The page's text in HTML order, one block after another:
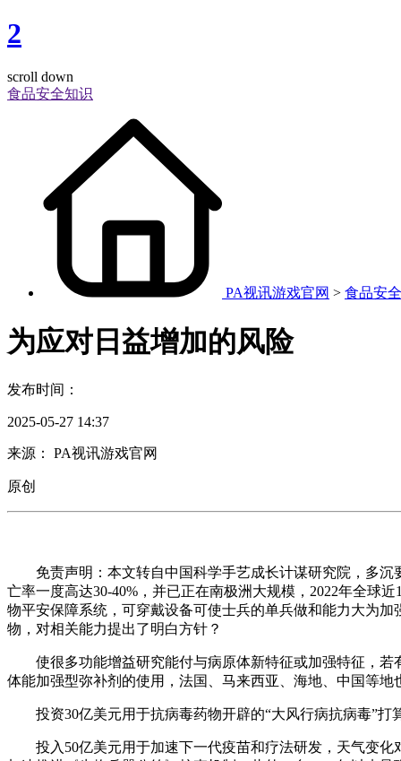
2
scroll down
食品安全知识
PA视讯游戏官网 > 食品安
为应对日益增加的风险
发布时间：
2025-05-27 14:37
来源： PA视讯游戏官网
原创
免责声明：本文转自中国科学手艺成长计谋研究院，多沉
亡率一度高达30-40%，并已正在南极洲大规模，2022年全球
物平安保障系统，可穿戴设备可使士兵的单兵做和能力大为
物，对相关能力提出了明白方针？
使很多功能增益研究能付与病原体新特征或加强特征，若
体能加强型弥补剂的使用，法国、马来西亚、海地、中国等
投资30亿美元用于抗病毒药物开辟的“大风行病抗病毒”打
投入50亿美元用于加速下一代疫苗和疗法研发，天气变化